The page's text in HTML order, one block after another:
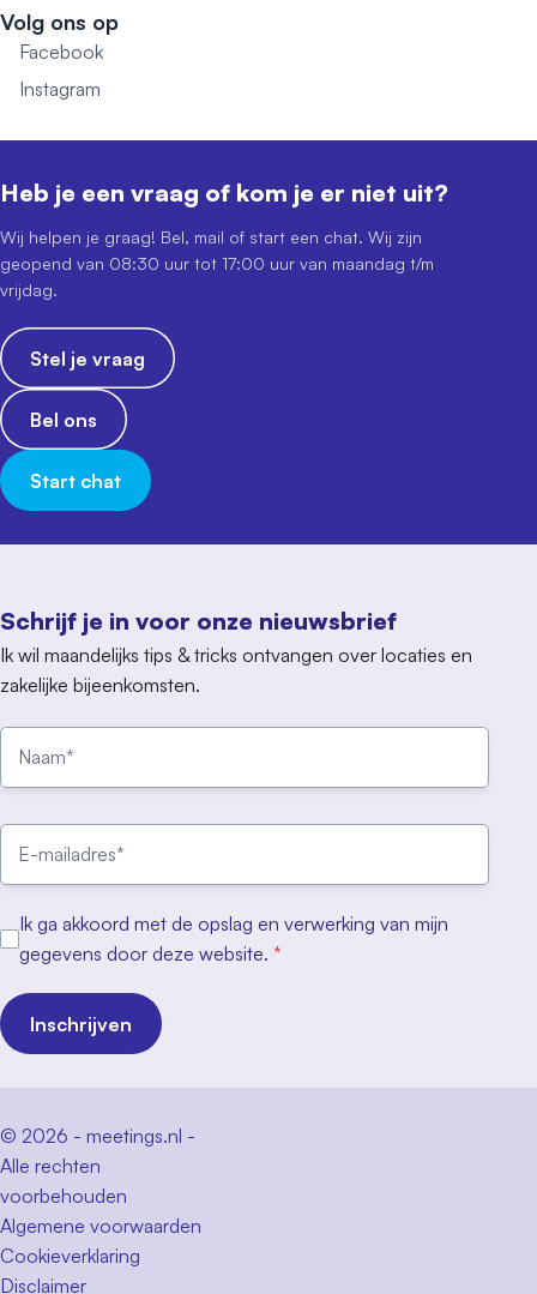
Volg ons op
Facebook
Instagram
Schrijf je in voor onze nieuwsbrief
Ik wil maandelijks tips & tricks ontvangen over locaties en
zakelijke bijeenkomsten.
Ik ga akkoord met de opslag en verwerking van mijn
gegevens door deze website. *
Inschrijven
Heb je een vraag of kom je er niet uit?
Wij helpen je graag! Bel, mail of start een chat. Wij zijn
geopend van 08:30 uur tot 17:00 uur van maandag t/m
vrijdag.
Stel je vraag
Bel ons
Start chat
© 2026 - meetings.nl -
Alle rechten
voorbehouden
Algemene voorwaarden
Cookieverklaring
Disclaimer